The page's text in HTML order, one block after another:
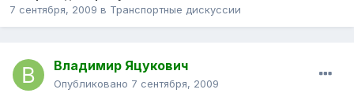
7 сентября, 2009 в Транспортные дискуссии
Владимир Яцукович
Опубликовано 7 сентября, 2009